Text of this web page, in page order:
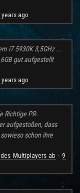
years ago
i7 5930K 3,5GHz ...
gut aufgestellt
years ago
Richtige PR-
aufgestoßen, dass
schon ihre
Multiplayers ab ·9